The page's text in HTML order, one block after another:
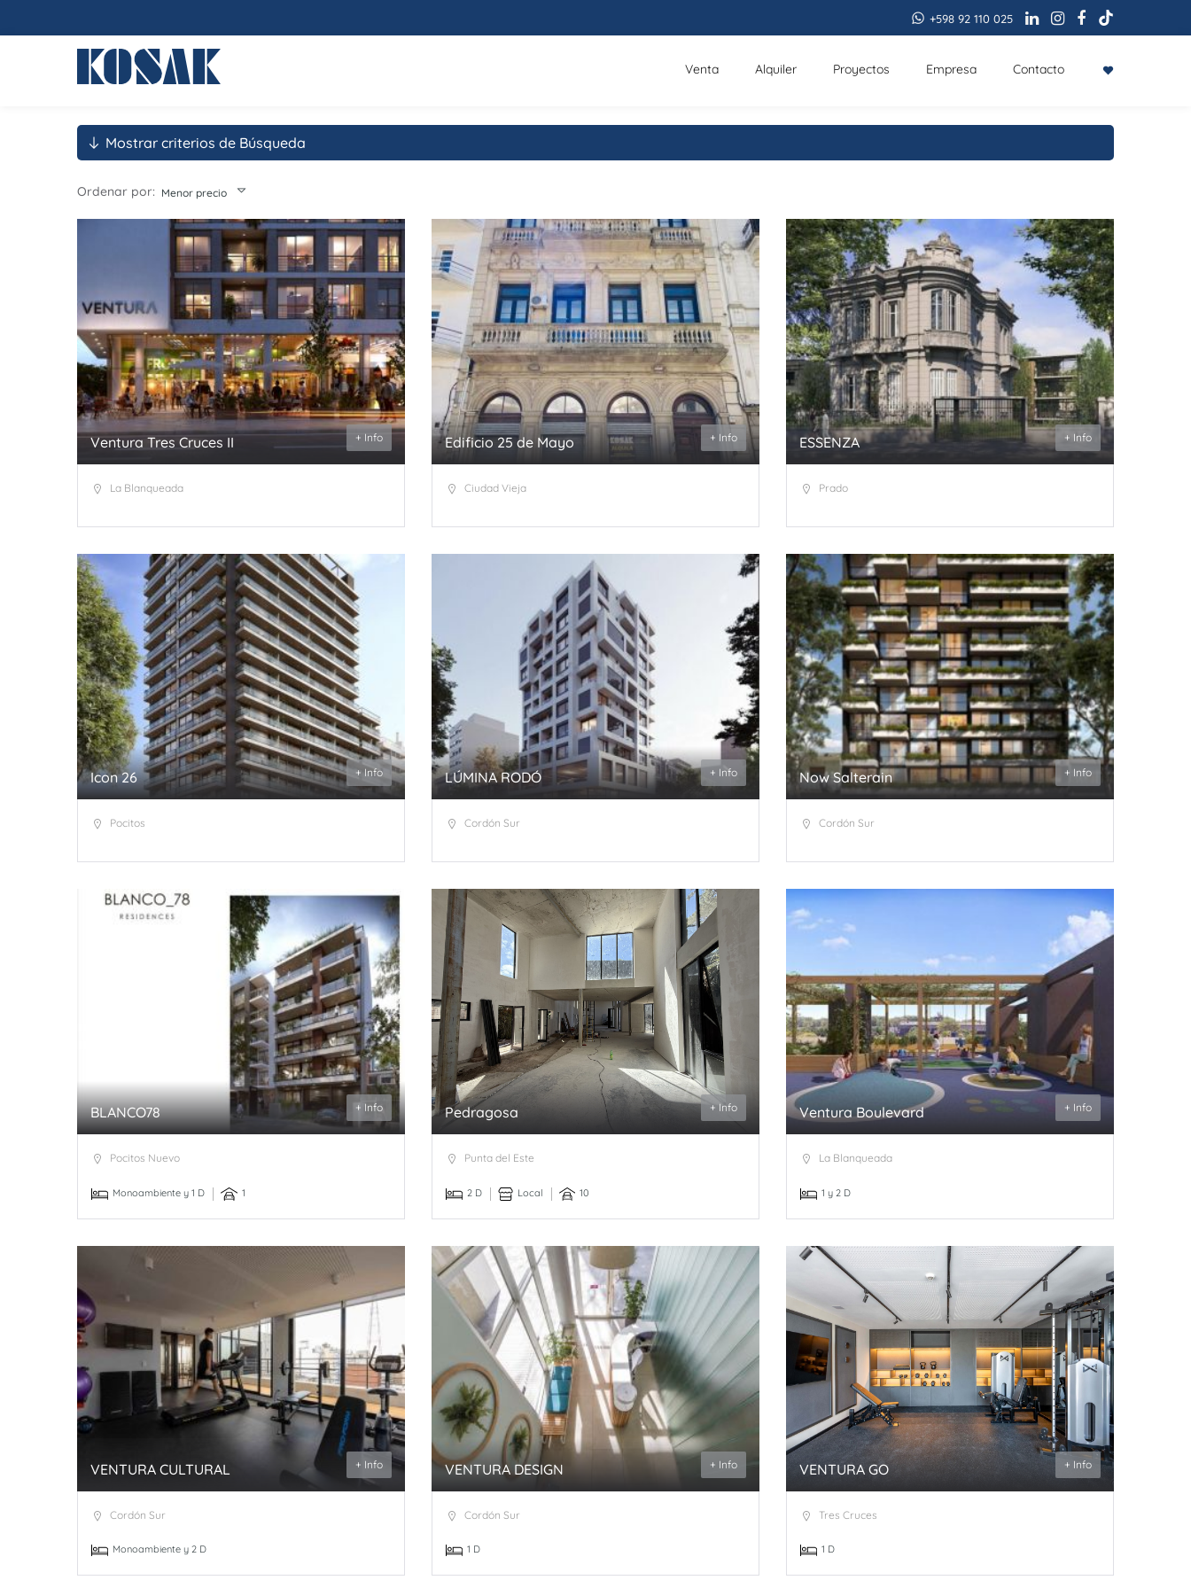
+598 92 110 025
Venta Alquiler Proyectos Empresa Contacto
Mostrar criterios de Búsqueda
Ordenar por: Menor precio
Ventura Tres Cruces II + Info
La Blanqueada
Edificio 25 de Mayo + Info
Ciudad Vieja
ESSENZA + Info
Prado
Icon 26 + Info
Pocitos
LÚMINA RODÓ + Info
Cordón Sur
Now Salterain + Info
Cordón Sur
BLANCO78 + Info
Pocitos Nuevo
Monoambiente y 1 D 1
Pedragosa + Info
Punta del Este
2 D Local 10
Ventura Boulevard + Info
La Blanqueada
1 y 2 D
VENTURA CULTURAL + Info
Cordón Sur
Monoambiente y 2 D
VENTURA DESIGN + Info
Cordón Sur
1 D
VENTURA GO + Info
Tres Cruces
1 D